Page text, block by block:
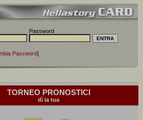
Password
Password]
TORNEO PRONOSTICI
dì la tua